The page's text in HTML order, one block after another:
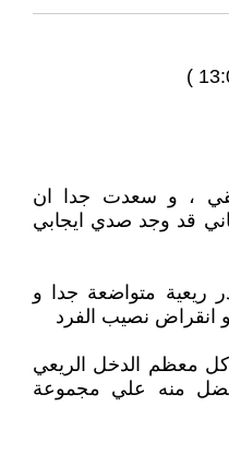
، و سعدت جدا ان
قد وجد صدي ايجابي
ريعية متواضعة جدا و
هو انقراض نصيب الفرد
معظم الدخل الريعي
منه علي مجموعة